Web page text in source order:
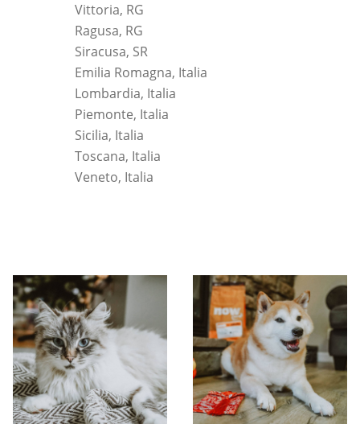
Vittoria, RG
Ragusa, RG
Siracusa, SR
Emilia Romagna, Italia
Lombardia, Italia
Piemonte, Italia
Sicilia, Italia
Toscana, Italia
Veneto, Italia